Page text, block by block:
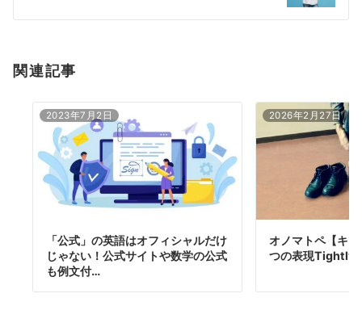
ン
関連記事
2023年7月2日
「公式」の英語はオフィシャルだけ
じゃない！公式サイトや数学の公式
も例文付…
2026年2月27日
オノマトペ【キ
つの表現Tightly